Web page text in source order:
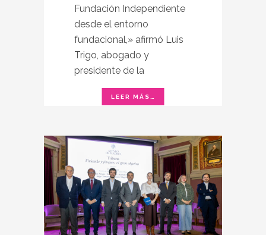
Fundación Independiente
desde el entorno
fundacional,» afirmó Luis
Trigo, abogado y
presidente de la